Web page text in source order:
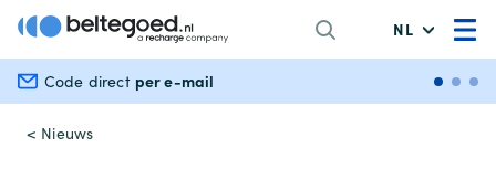
NL
Code direct per e-mail
< Nieuws